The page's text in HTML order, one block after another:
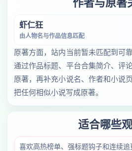
作者与原著
虾仁狂
由人物名与作品信息匹配
原著方面，站内当前暂未匹配到可
通过作品标题、平台合集简介、评
原著，再补充小说名、作者和小说
把任何相似小说写成原著。
适合哪些
喜欢高热榜单、强标题钩子和连续追